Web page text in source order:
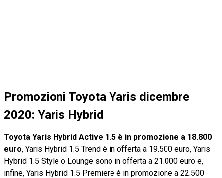
Promozioni Toyota Yaris dicembre
2020: Yaris Hybrid
Toyota Yaris Hybrid Active 1.5 è in promozione a 18.800
euro, Yaris Hybrid 1.5 Trend è in offerta a 19.500 euro, Yaris
Hybrid 1.5 Style o Lounge sono in offerta a 21.000 euro e,
infine, Yaris Hybrid 1.5 Premiere è in promozione a 22.500